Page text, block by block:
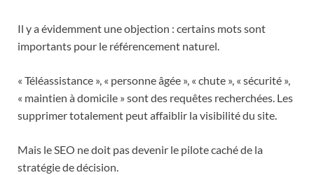
Il y a évidemment une objection : certains mots sont
importants pour le référencement naturel.
« Téléassistance », « personne âgée », « chute », « sécurité »,
« maintien à domicile » sont des requêtes recherchées. Les
supprimer totalement peut affaiblir la visibilité du site.
Mais le SEO ne doit pas devenir le pilote caché de la
stratégie de décision.